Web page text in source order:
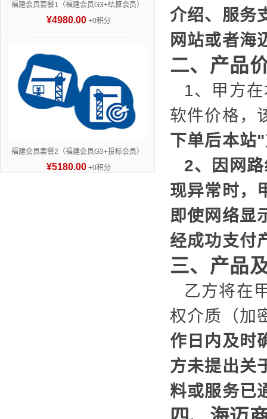
福建会员套餐1（福建会员G3+结算会员）
¥4980.00 +0积分
福建会员套餐2（福建会员G3+投标会员）
¥5180.00 +0积分
介绍、服务
网站或者海
二、产品
1、甲方
软件价格，
下单后本站
2、因网
现异常时，
即使网络显
经成功支付
三、产品
乙方将在
权介质（加
作日内及时
方未提出关
料或服务已